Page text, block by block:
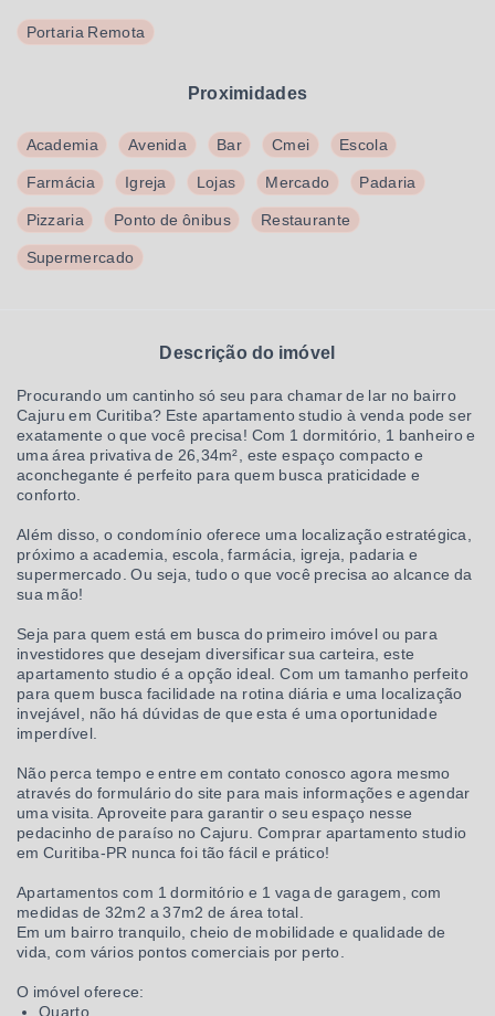
Portaria Remota
Proximidades
Academia Avenida Bar Cmei Escola
Farmácia Igreja Lojas Mercado Padaria
Pizzaria Ponto de ônibus Restaurante
Supermercado
Descrição do imóvel
Procurando um cantinho só seu para chamar de lar no bairro
Cajuru em Curitiba? Este apartamento studio à venda pode ser
exatamente o que você precisa! Com 1 dormitório, 1 banheiro e
uma área privativa de 26,34m², este espaço compacto e
aconchegante é perfeito para quem busca praticidade e
conforto.
Além disso, o condomínio oferece uma localização estratégica,
próximo a academia, escola, farmácia, igreja, padaria e
supermercado. Ou seja, tudo o que você precisa ao alcance da
sua mão!
Seja para quem está em busca do primeiro imóvel ou para
investidores que desejam diversificar sua carteira, este
apartamento studio é a opção ideal. Com um tamanho perfeito
para quem busca facilidade na rotina diária e uma localização
invejável, não há dúvidas de que esta é uma oportunidade
imperdível.
Não perca tempo e entre em contato conosco agora mesmo
através do formulário do site para mais informações e agendar
uma visita. Aproveite para garantir o seu espaço nesse
pedacinho de paraíso no Cajuru. Comprar apartamento studio
em Curitiba-PR nunca foi tão fácil e prático!
Apartamentos com 1 dormitório e 1 vaga de garagem, com
medidas de 32m2 a 37m2 de área total.
Em um bairro tranquilo, cheio de mobilidade e qualidade de
vida, com vários pontos comerciais por perto.
O imóvel oferece:
Quarto